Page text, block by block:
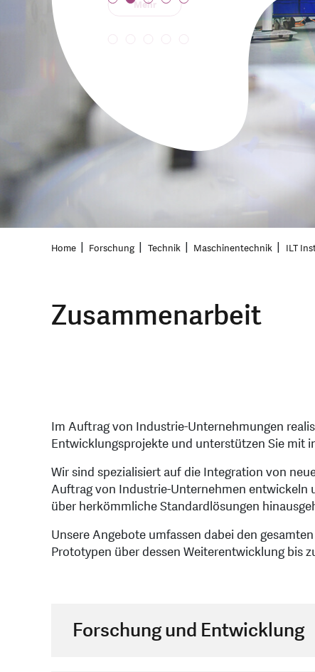
Mehr
Mehr
Mehr
Home Forschung Technik Maschinentechnik ILT
Zusammenarbeit
Im Auftrag von Industrie-Unternehmungen
Entwicklungsprojekte und unterstützen Sie mit
Wir sind spezialisiert auf die Integration von
Auftrag von Industrie-Unternehmen entwickeln
über herkömmliche Standardlösungen
Unsere Angebote umfassen dabei den
Prototypen über dessen Weiterentwicklung bis
Forschung und Entwicklung